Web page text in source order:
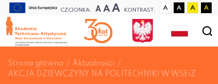
CZCIONKA: A A A KONTRAST: A A A A
Strona główna
Aktualności
AKCJA DZIEWCZYNY NA POLITECHNIKI W WSEiZ